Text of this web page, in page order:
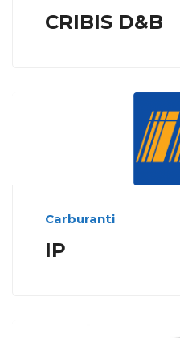
CRIBIS D&B
Carburanti
IP